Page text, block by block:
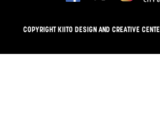
COPYRIGHT KIITO DESIGN AND CREATIVE